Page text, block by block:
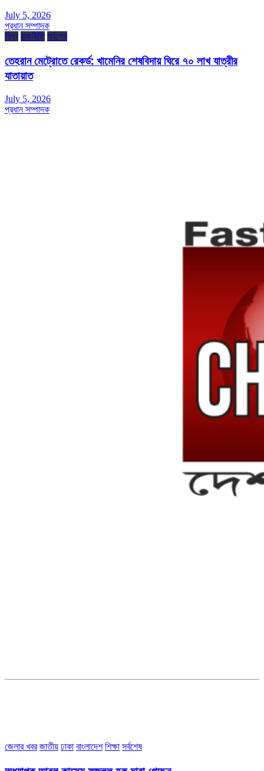
July 5, 2026
প্রধান সম্পাদক
বিশ্ব রাজনীতি সর্বশেষ
তেহরান মেট্রোতে রেকর্ড: খামেনির শেষবিদায় ঘিরে ৭০ লাখ যাত্রীর
যাতায়াত
July 5, 2026
প্রধান সম্পাদক
জেলার খবর জাতীয় ঢাকা বাংলাদেশ শিক্ষা সর্বশেষ